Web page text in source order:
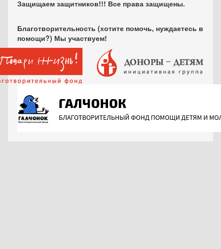
Защищаем защитников!!! Все права защищены.
Благотворительность (хотите помочь, нуждаетесь в
помощи?) Мы участвуем!